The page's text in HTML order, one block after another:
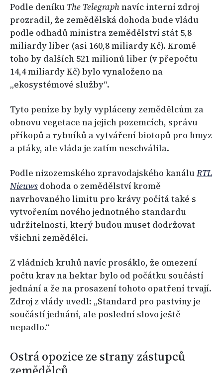
Podle deníku The Telegraphnavíc interní zdroj
prozradil, že zemědělská dohoda bude vládu
podle odhadů ministra zemědělství stát 5,8
miliardy liber (asi 160,8 miliardy Kč). Kromě
toho by dalších 521 milionů liber (v přepočtu
14,4 miliardy Kč) bylo vynaloženo na
„ekosystémové služby“.
Tyto peníze by byly vypláceny zemědělcům za
obnovu vegetace na jejich pozemcích, správu
příkopů a rybníků a vytváření biotopů pro hmyz
a ptáky, ale vláda je zatím neschválila.
Podle nizozemského zpravodajského kanáluRTL
Nieuws dohoda o zemědělství kromě
navrhovaného limitu pro krávy počítá také s
vytvořením nového jednotného standardu
udržitelnosti, který budou muset dodržovat
všichni zemědělci.
Z vládních kruhů navíc prosáklo, že omezení
počtu krav na hektar bylo od počátku součástí
jednání a že na prosazení tohoto opatření trvají.
Zdroj z vlády uvedl: „Standard pro pastviny je
součástí jednání, ale poslední slovo ještě
nepadlo.“
Ostrá opozice ze strany zástupců